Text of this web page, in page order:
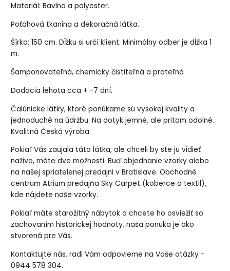
Materiál: Bavlna a polyester.
Poťahová tkanina a dekoračná látka.
Šírka: 150 cm. Dĺžku si určí klient. Minimálny odber je dĺžka 1
m.
Šamponovateľná, chemicky čistiteľná a prateľná
Dodacia lehota cca + -7 dní.
Čalúnicke látky, ktoré ponúkame sú vysokej kvality a
jednoduché na údržbu. Na dotyk jemné, ale pritom odolné.
Kvalitná Česká výroba.
Pokiaľ Vás zaujala táto látka, ale chceli by ste ju vidieť
naživo, máte dve možnosti. Buď objednanie vzorky alebo
na našej spriatelenej predajni v Bratislave. Obchodné
centrum Atrium predajňa Sky Carpet (koberce a textil),
kde nájdete naše vzorky.
Pokiaľ máte starožitný nábytok a chcete ho osviežiť so
zachovaním historickej hodnoty, naša ponuka je ako
stvorená pre Vás.
Kontaktujte nás, radi Vám odpovieme na Vaše otázky -
0944 578 304.